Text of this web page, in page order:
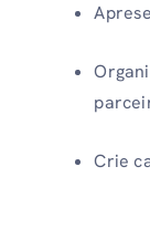
Crie